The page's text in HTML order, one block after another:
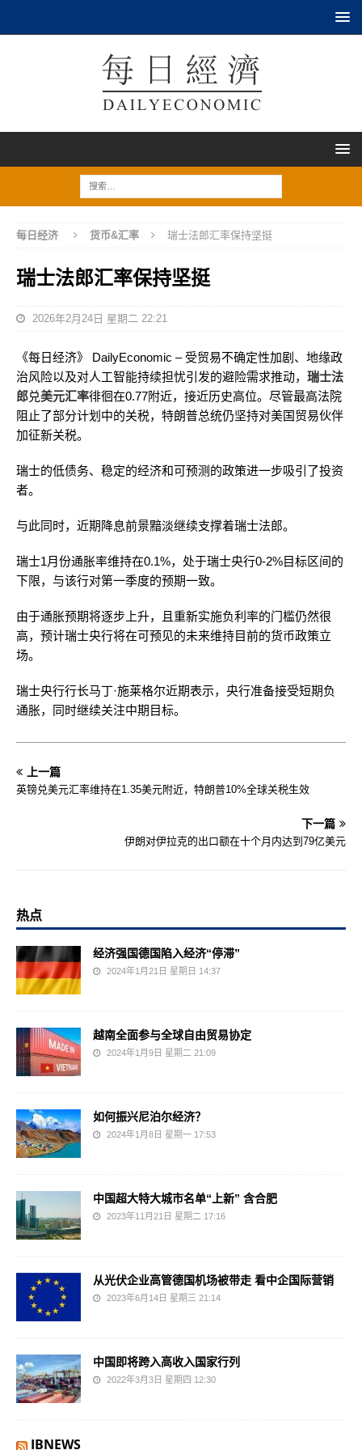
每日经济 货币&汇率 瑞士法郎汇率保持坚挺
瑞士法郎汇率保持坚挺
2026年2月24日 星期二 22:21
《每日经济》 DailyEconomic – 受贸易不确定性加剧、地缘政
治风险以及对人工智能持续担忧引发的避险需求推动， 瑞士法
郎兑美元汇率徘徊在0.77附近，接近历史高位。尽管最高法院
阻止了部分计划中的关税，特朗普总统仍坚持对美国贸易伙伴
加征新关税。
瑞士的低债务、稳定的经济和可预测的政策进一步吸引了投资
者。
与此同时，近期降息前景黯淡继续支撑着瑞士法郎。
瑞士1月份通胀率维持在0.1%，处于瑞士央行0-2%目标区间的
下限，与该行对第一季度的预期一致。
由于通胀预期将逐步上升，且重新实施负利率的门槛仍然很
高，预计瑞士央行将在可预见的未来维持目前的货币政策立
场。
瑞士央行行长马丁·施莱格尔近期表示，央行准备接受短期负
通胀，同时继续关注中期目标。
上一篇
英镑兑美元汇率维持在1.35美元附近，特朗普10%全球关税生效
下一篇
伊朗对伊拉克的出口额在十个月内达到79亿美元
热点
经济强国德国陷入经济“停滞”
2024年1月21日 星期日 14:37
越南全面参与全球自由贸易协定
2024年1月9日 星期二 21:09
如何振兴尼泊尔经济？
2024年1月8日 星期一 17:53
中国超大特大城市名单“上新” 含合肥
2023年11月21日 星期二 17:16
从光伏企业高管德国机场被带走 看中企国际营销
2023年6月14日 星期三 21:14
中国即将跨入高收入国家行列
2022年3月3日 星期四 12:30
IBNEWS